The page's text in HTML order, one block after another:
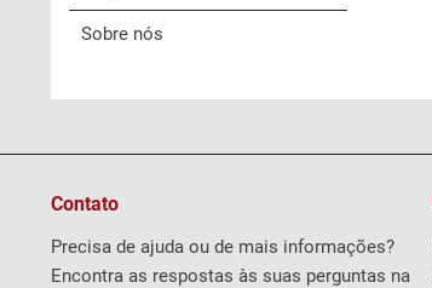
Sobre nós
Contato
Precisa de ajuda ou de mais informações?
Encontra as respostas às suas perguntas na